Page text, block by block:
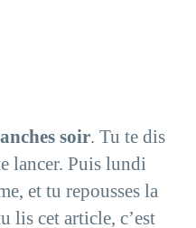
soir. Tu te dis
lancer. Puis lundi
et tu repousses la
lis cet article, c’est